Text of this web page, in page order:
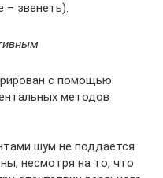
– звенеть).
с помощью
методов
шум не поддается
несмотря на то, что